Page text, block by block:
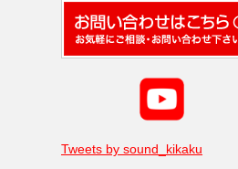
Tweets by sound_kikaku